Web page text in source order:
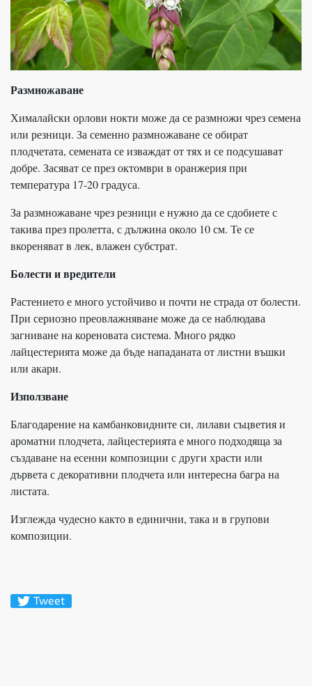
Размножаване
Хималайски орлови нокти може да се размножи чрез семена
или резници. За семенно размножаване се обират
плодчетата, семената се изваждат от тях и се подсушават
добре. Засяват се през октомври в оранжерия при
температура 17-20 градуса.
За размножаване чрез резници е нужно да се сдобиете с
такива през пролетта, с дължина около 10 см. Те се
вкореняват в лек, влажен субстрат.
Болести и вредители
Растението е много устойчиво и почти не страда от болести.
При сериозно преовлажняване може да се наблюдава
загниване на кореновата система. Много рядко
лайцестерията може да бъде нападаната от листни въшки
или акари.
Използване
Благодарение на камбанковидните си, лилави съцветия и
ароматни плодчета, лайцестерията е много подходяща за
създаване на есенни композиции с други храсти или
дървета с декоративни плодчета или интересна багра на
листата.
Изглежда чудесно както в единични, така и в групови
композиции.
Tweet